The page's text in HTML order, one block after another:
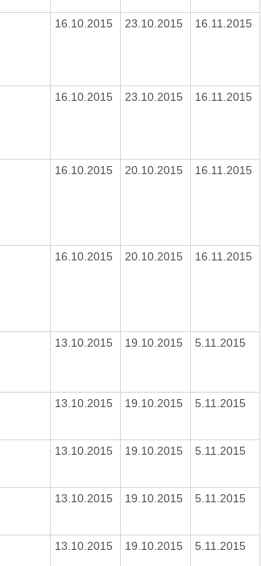
16.10.2015 23.10.2015 16.11.2015
16.10.2015 23.10.2015 16.11.2015
16.10.2015 20.10.2015 16.11.2015
16.10.2015 20.10.2015 16.11.2015
13.10.2015 19.10.2015 5.11.2015
13.10.2015 19.10.2015 5.11.2015
13.10.2015 19.10.2015 5.11.2015
13.10.2015 19.10.2015 5.11.2015
13.10.2015 19.10.2015 5.11.2015